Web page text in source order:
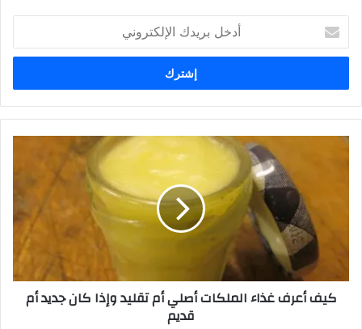
بريدك
الإلكتروني
كيف أعرف غذاء الملكات أصلي أم تقليد وإذا كان جديد أم
قديم